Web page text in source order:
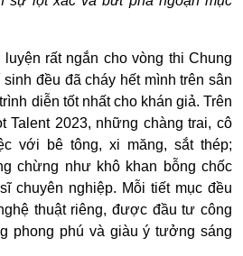
rất ngắn cho vòng thi Chung
đều đã cháy hết mình trên sân
diễn tốt nhất cho khán giả. Trên
Talent 2023, những chàng trai, cô
với bê tông, xi măng, sắt thép;
chừng như khô khan bỗng chốc
chuyên nghiệp. Mỗi tiết mục đều
thuật riêng, được đầu tư công
phong phú và giàu ý tưởng sáng